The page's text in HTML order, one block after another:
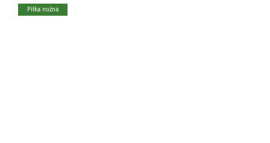
Piłka nożna